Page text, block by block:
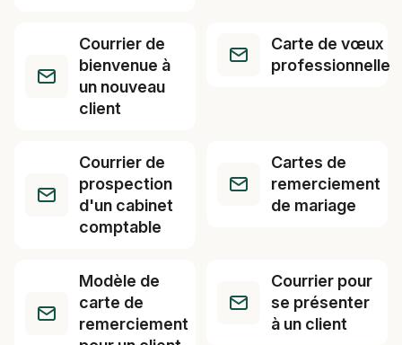
Courrier de
bienvenue à
un nouveau
client
Carte de vœux
professionnelle
Courrier de
prospection
d'un cabinet
comptable
Cartes de
remerciement
de mariage
Modèle de
carte de
remerciement
Courrier pour
se présenter
à un client